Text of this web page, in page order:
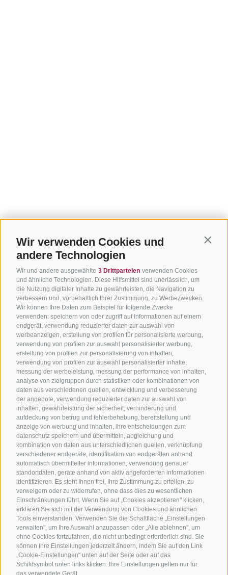
Wir verwenden Cookies und
andere Technologien
Wir und andere ausgewählte 3 Drittparteien verwenden Cookies
und ähnliche Technologien. Diese Hilfsmittel sind unerlässlich, um
die Nutzung digitaler Inhalte zu gewährleisten, die Navigation zu
verbessern und, vorbehaltlich Ihrer Zustimmung, zu Werbezwecken.
Wir können Ihre Daten zum Beispiel für folgende Zwecke
verwenden: speichern von oder zugriff auf informationen auf einem
endgerät, verwendung reduzierter daten zur auswahl von
werbeanzeigen, erstellung von profilen für personalisierte werbung,
verwendung von profilen zur auswahl personalisierter werbung,
erstellung von profilen zur personalisierung von inhalten,
verwendung von profilen zur auswahl personalisierter inhalte,
messung der werbeleistung, messung der performance von inhalten,
analyse von zielgruppen durch statistiken oder kombinationen von
daten aus verschiedenen quellen, entwicklung und verbesserung
der angebote, verwendung reduzierter daten zur auswahl von
inhalten, gewährleistung der sicherheit, verhinderung und
aufdeckung von betrug und fehlerbehebung, bereitstellung und
anzeige von werbung und inhalten, ihre entscheidungen zum
datenschutz speichern und übermitteln, abgleichung und
kombination von daten aus unterschiedlichen quellen, verknüpfung
verschiedener endgeräte, identifikation von endgeräten anhand
automatisch übermittelter informationen, verwendung genauer
standortdaten, geräte anhand von aktiv angeforderten informationen
identifizieren. Es steht Ihnen frei, Ihre Zustimmung zu erteilen, zu
verweigern oder zu widerrufen, ohne dass dies zu wesentlichen
Einschränkungen führt. Wenn Sie auf „Cookies akzeptieren" klicken,
erklären Sie sich mit der Verwendung von Cookies und ähnlichen
Tools einverstanden. Verwenden Sie die Schaltfläche „Einstellungen
verwalten", um Ihre Auswahl anzupassen oder „Alle ablehnen", um
ohne Cookies fortzufahren, die nicht unbedingt erforderlich sind. Sie
können Ihre Einstellungen jederzeit ändern, indem Sie auf den Link
„Cookie-Einstellungen" unten auf der Seite oder auf das
Schildsymbol unten links klicken. Ihre Einstellungen gelten nur für
das verwendete Gerät.